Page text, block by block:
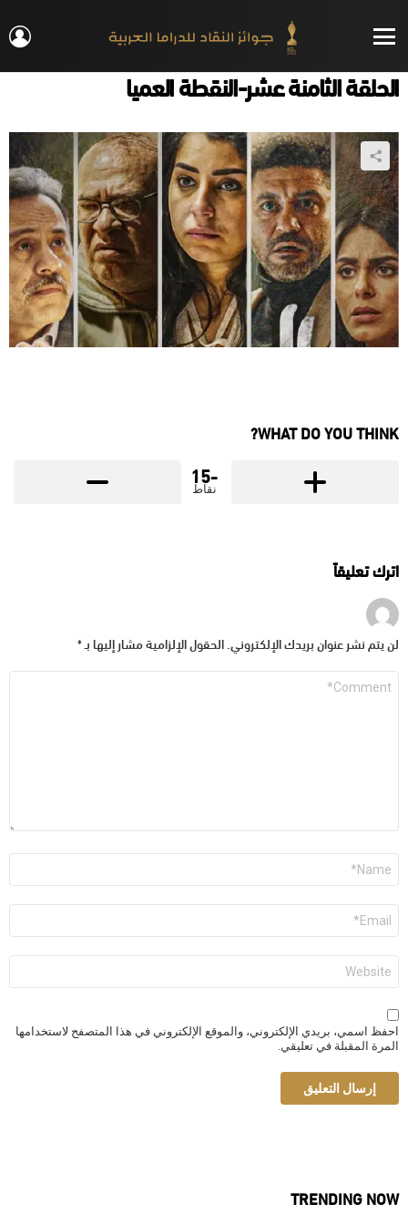
الحلقة الثامنة عشر-النقطة العميا
WHAT DO YOU THINK?
-15
نقاط
اترك تعليقاً
لن يتم نشر عنوان بريدك الإلكتروني. الحقول الإلزامية مشار إليها بـ *
التعليق
الاسم
البريد
الإلكتروني
*
الموقع
الإلكتروني
احفظ اسمي، بريدي الإلكتروني، والموقع الإلكتروني في هذا المتصفح لاستخدامها
المرة المقبلة في تعليقي.
TRENDING NOW